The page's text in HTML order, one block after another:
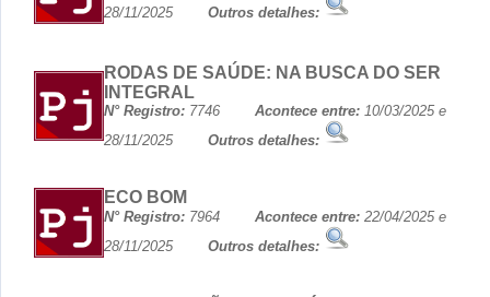
28/11/2025 Outros detalhes:
RODAS DE SAÚDE: NA BUSCA DO SER
INTEGRAL
N° Registro: 7746 Acontece entre: 10/03/2025 e
28/11/2025 Outros detalhes:
ECO BOM
N° Registro: 7964 Acontece entre: 22/04/2025 e
28/11/2025 Outros detalhes: